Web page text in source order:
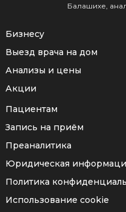
Балашихе,
Бизнесу
Выезд врача на дом
Анализы и цены
Акции
Пациентам
Запись на приём
Преаналитика
Юридическая
Политика
Использование cookie